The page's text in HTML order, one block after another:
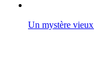
Un mystère